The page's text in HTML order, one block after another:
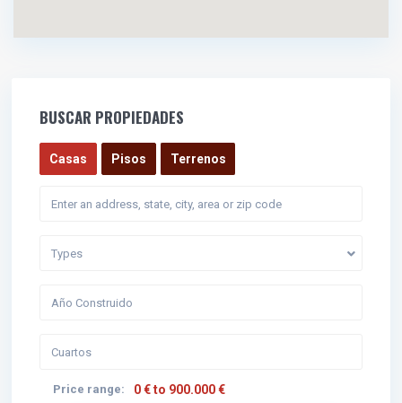
BUSCAR PROPIEDADES
Casas Pisos Terrenos
Types
Price range: 0 € to 900.000 €